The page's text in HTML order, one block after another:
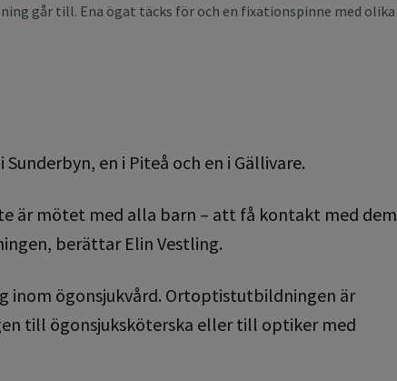
går till. Ena ögat täcks för och en fixationspinne med olika
en i Piteå och en i Gällivare.
är mötet med alla barn – att få kontakt med dem
berättar Elin Vestling.
inom ögonsjukvård. Ortoptistutbildningen är
till ögonsjuksköterska eller till optiker med